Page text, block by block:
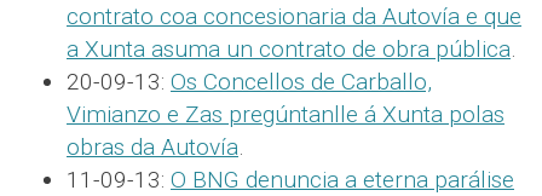
contrato coa concesionaria da Autovía e que
a Xunta asuma un contrato de obra pública.
20-09-13: Os Concellos de Carballo,
Vimianzo e Zas pregúntanlle á Xunta polas
obras da Autovía.
11-09-13: O BNG denuncia a eterna parálise